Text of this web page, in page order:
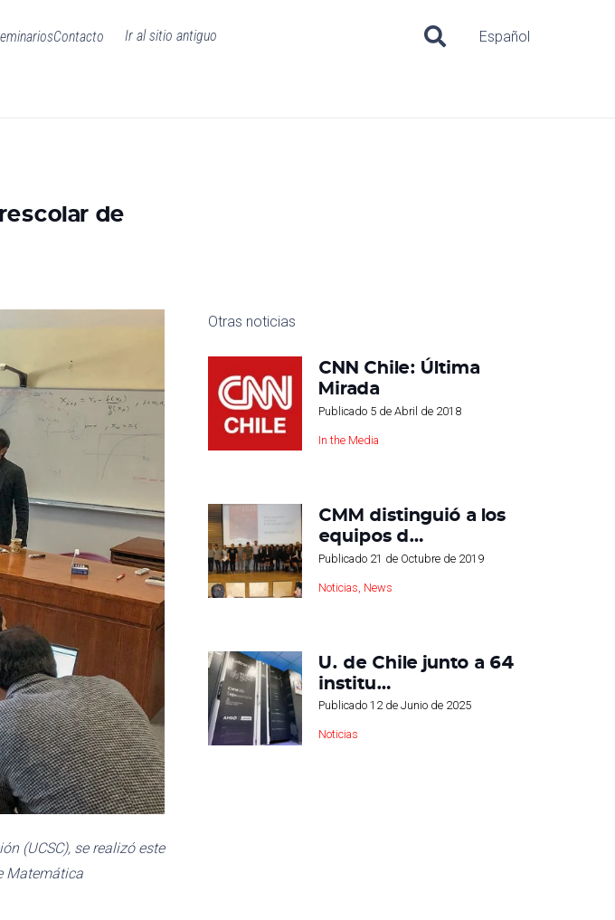
Contacto Ir al sitio antiguo Español
de
(UCSC), se realizó este
Matemática
Otras noticias
CNN Chile: Última
Mirada
Publicado 5 de Abril de 2018
In the Media
CMM distinguió a los
equipos d…
Publicado 21 de Octubre de 2019
Noticias News
U. de Chile junto a 64
institu…
Publicado 12 de Junio de 2025
Noticias